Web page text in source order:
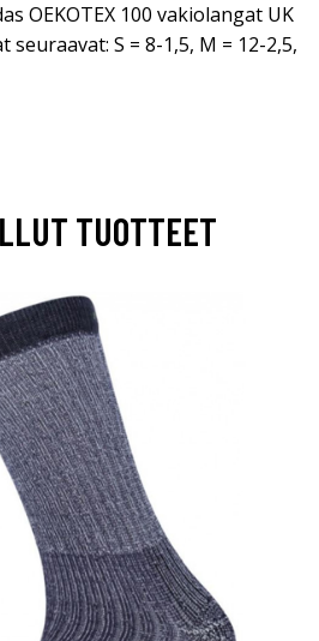
OEKOTEX 100 vakiolangat UK
S = 8-1,5, M = 12-2,5,
TUOTTEET